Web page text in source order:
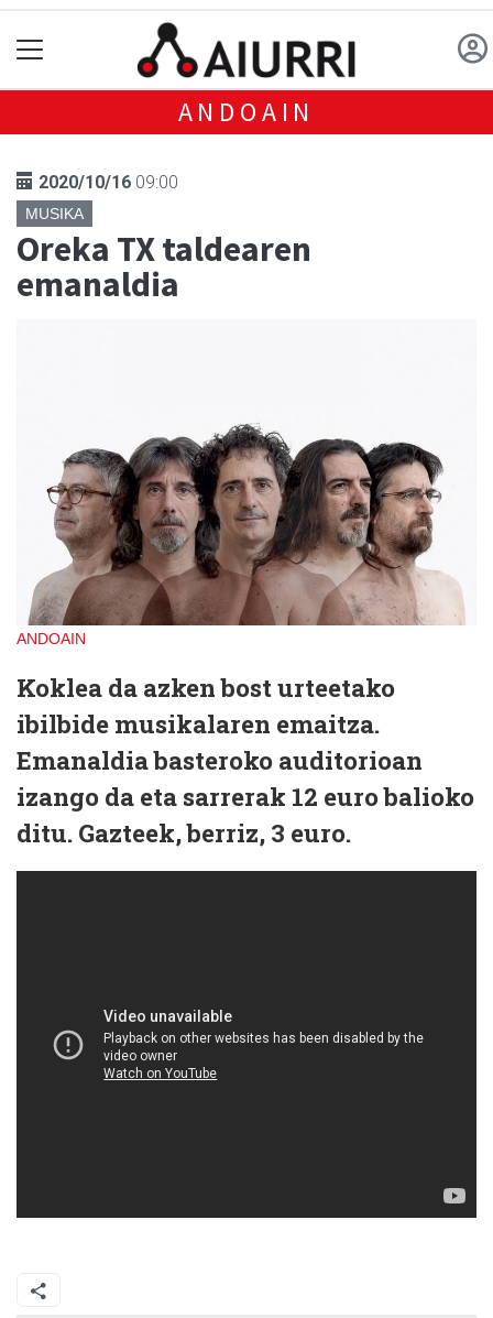
ANDOAIN
2020/10/16 09:00
MUSIKA
Oreka TX taldearen
emanaldia
ANDOAIN
Koklea da azken bost urteetako
ibilbide musikalaren emaitza.
Emanaldia basteroko auditorioan
izango da eta sarrerak 12 euro balioko
ditu. Gazteek, berriz, 3 euro.